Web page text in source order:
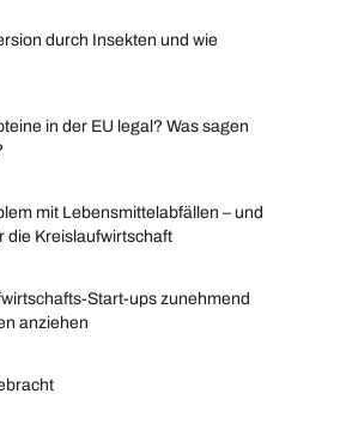
durch Insekten und wie
in der EU legal? Was sagen
mit Lebensmittelabfällen – und
die Kreislaufwirtschaft
Start-ups zunehmend
anziehen